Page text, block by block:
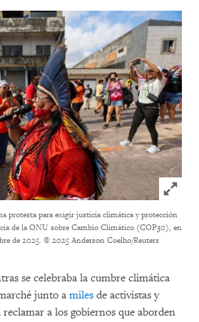
Click
protesta para exigir justicia climática y protección
de la ONU sobre Cambio Climático (COP30), en
de 2025. © 2025 Anderson Coelho/Reuters
se celebraba la cumbre climática
junto a miles de activistas y
a los gobiernos que aborden